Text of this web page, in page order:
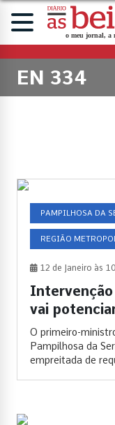
EN 334
PAMPILHOSA DA
REGIÃO
12 de Janeiro às
Intervenção
vai
O primeiro-
Pampilhosa da
empreitada de